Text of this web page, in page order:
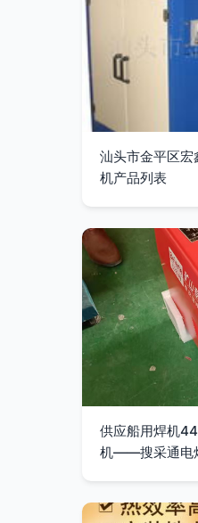
汕头市金平区
机产品列表
供应船用焊机
机——搜采通电